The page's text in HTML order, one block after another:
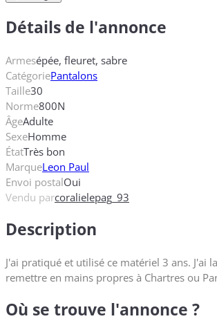
Détails de l'annonce
Armesépée, fleuret, sabre
CatégoriePantalons
Taille30
Norme800N
ÂgeAdulte
SexeHomme
ÉtatTrès bon
MarqueLeon Paul
Envoi postalOui
Vendu parcoralielepag_93
Description
J'ai pratiqué et utilisé ce matériel 3 ans. J'ai
remettre en mains propres à Chartres ou
Où se trouve l'annonce ?